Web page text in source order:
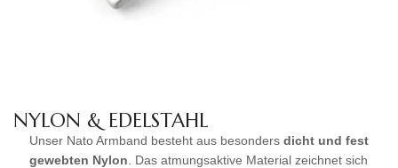
NYLON & EDELSTAHL
Unser Nato Armband besteht aus besonders dicht und fest
gewebten Nylon . Das atmungsaktive Material zeichnet sich